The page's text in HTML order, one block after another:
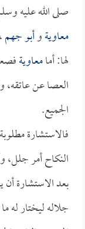
صلى الله عليه
معاويةوأبو جهم
لها: أمامعاوية
العصا عن
الجميع.
فالاستشارة
النكاح أمر جلل،
بعد الاستشارة
جلاله ليختار له